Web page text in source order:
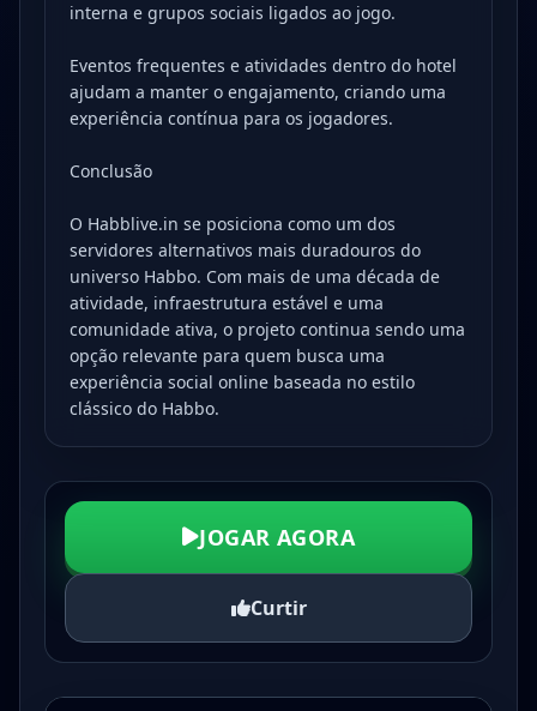
interna e grupos sociais ligados ao jogo.
Eventos frequentes e atividades dentro do hotel
ajudam a manter o engajamento, criando uma
experiência contínua para os jogadores.
Conclusão
O Habblive.in se posiciona como um dos
servidores alternativos mais duradouros do
universo Habbo. Com mais de uma década de
atividade, infraestrutura estável e uma
comunidade ativa, o projeto continua sendo uma
opção relevante para quem busca uma
experiência social online baseada no estilo
clássico do Habbo.
JOGAR AGORA
Curtir